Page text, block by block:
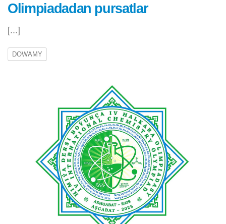
Olimpiadadan pursatlar
[...]
DOWAMY